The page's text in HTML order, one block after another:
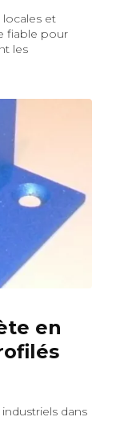
et
fiable pour
les
en
dans